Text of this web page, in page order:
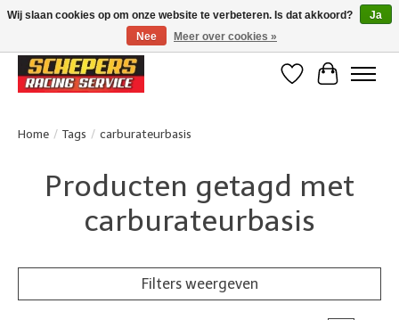
Klanten beoordelen ons met een 4,8/5 op Google reviews
Verlanglijst
Home / Tags / carburateurbasis
Producten getagd met
carburateurbasis
Filters weergeven
Wij slaan cookies op om onze website te verbeteren. Is dat akkoord?
Ja
Nee
Meer over cookies »